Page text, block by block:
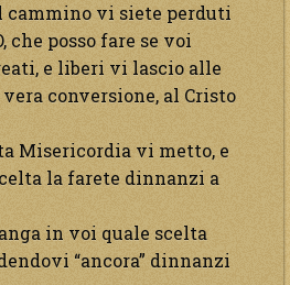
cammino vi siete perduti
posso fare se voi
e liberi vi lascio alle
conversione, al Cristo
Misericordia vi metto, e
la farete dinnanzi a
in voi quale scelta
“ancora” dinnanzi